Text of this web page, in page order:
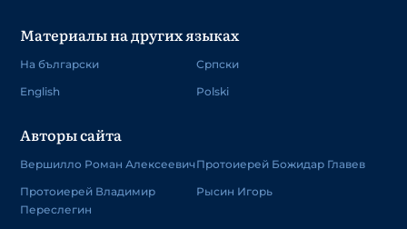
Материалы на других языках
На български
English
Српски
Polski
Авторы сайта
Вершилло Роман Алексеевич
Протоиерей Владимир
Переслегин
Протоиерей Божидар Главев
Рысин Игорь